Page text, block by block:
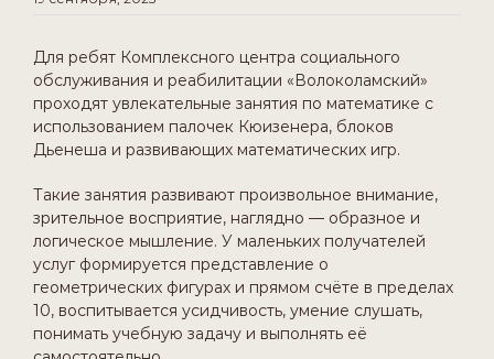
Для ребят Комплексного центра социального
обслуживания и реабилитации «Волоколамский»
проходят увлекательные занятия по математике с
использованием палочек Кюизенера, блоков
Дьенеша и развивающих математических игр.
Такие занятия развивают произвольное внимание,
зрительное восприятие, наглядно — образное и
логическое мышление. У маленьких получателей
услуг формируется представление о
геометрических фигурах и прямом счёте в пределах
10, воспитывается усидчивость, умение слушать,
понимать учебную задачу и выполнять её